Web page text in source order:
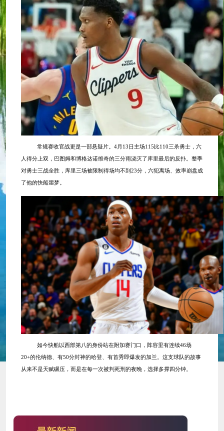
常规赛收官战更是一部悬疑片。 4月13日主场115比110三杀勇士，六
人得分上双，巴图姆和博格达诺维奇的三分雨浇灭了库里最后的反扑。整季
对勇士三战全胜，库里三场被限制得场均不到23分，六犯离场、效率崩盘成
了他的快船噩梦。
如今快船以西部第八的身份站在附加赛门口，阵容里有连续46场
20+的伦纳德、有50分封神的哈登、有首秀即爆发的加兰。这支球队的故事
从来不是天赋碾压，而是在每一次被判死刑的夜晚，选择多撑四分钟。